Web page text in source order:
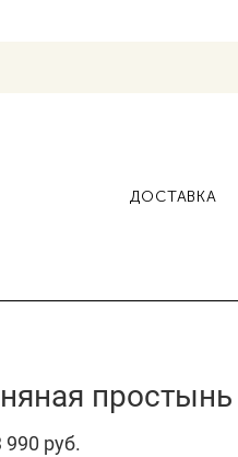
ДОСТАВКА
простынь
pуб.